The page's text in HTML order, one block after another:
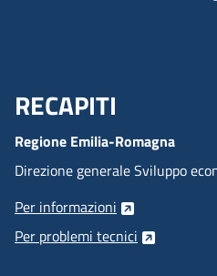
Menu Footer
RECAPITI
Regione Emilia-Romagna
Direzione generale Sviluppo
Per informazioni
Per problemi tecnici